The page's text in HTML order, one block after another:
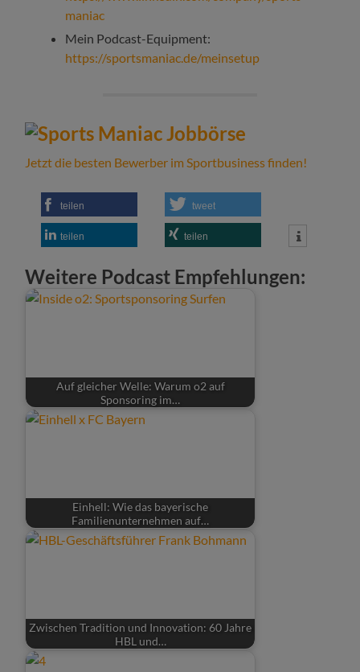
maniac
Mein Podcast-Equipment:
https://sportsmaniac.de/meinsetup
Jetzt die besten Bewerber im Sportbusiness finden!
teilen tweet
teilen teilen
Weitere Podcast Empfehlungen:
Auf gleicher Welle: Warum o2 auf
Sponsoring im…
Einhell: Wie das bayerische
Familienunternehmen auf…
Zwischen Tradition und Innovation: 60 Jahre
HBL und…